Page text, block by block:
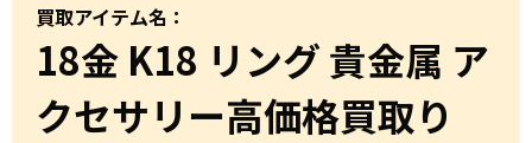
買取アイテム名：
18金 K18 リング 貴金属 ア
クセサリー高価格買取り